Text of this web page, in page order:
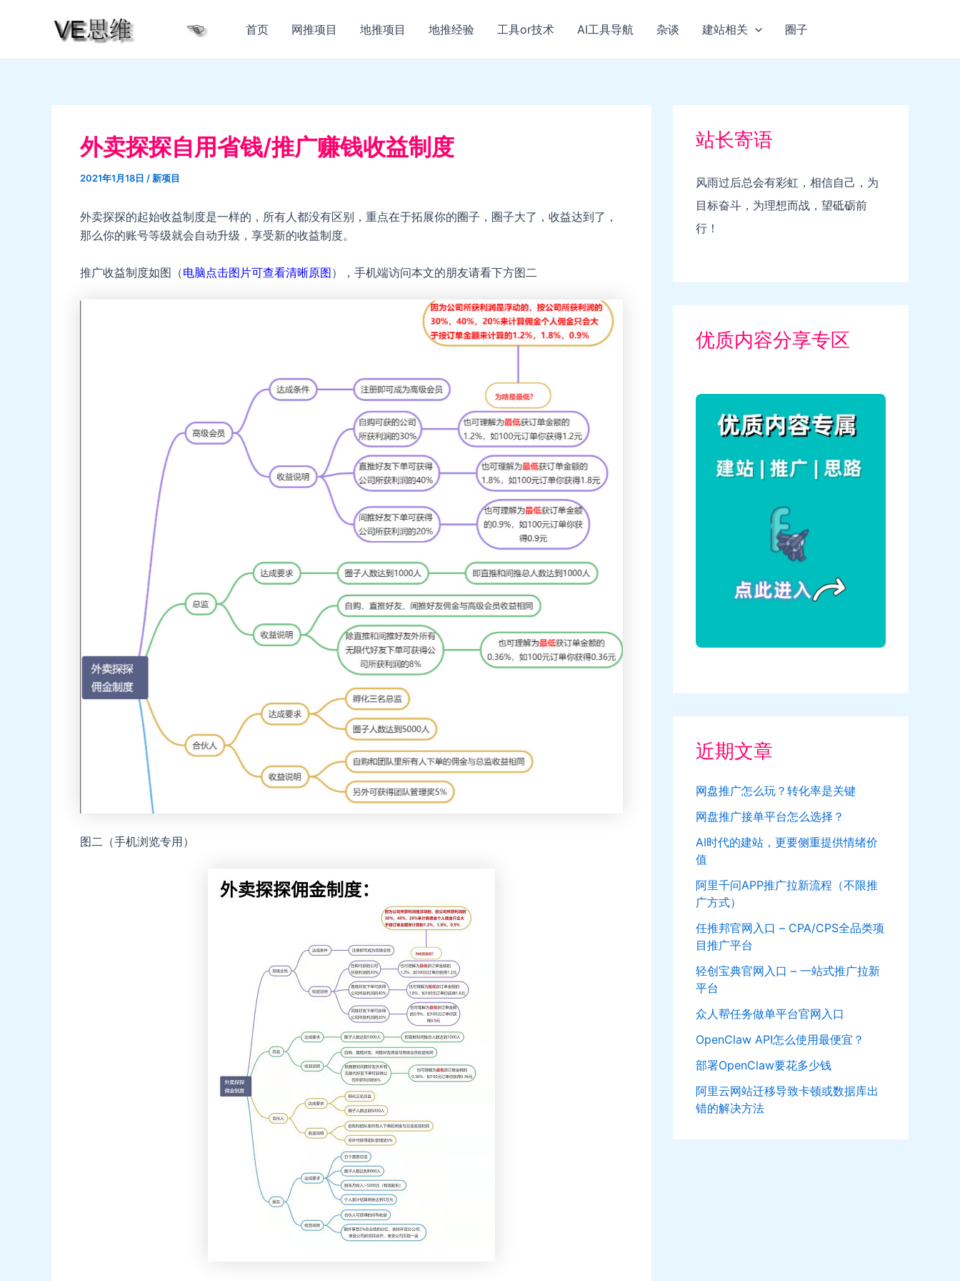
首页 网推项目 地推项目 地推经验 工具or技术 AI工具导航 杂谈 建站相关 圈子
外卖探探自用省钱/推广赚钱收益制度
2021年1月18日 /新项目
外卖探探的起始收益制度是一样的，所有人都没有区别，重点在于拓展你的圈子，圈子大了，收益达到了，
那么你的账号等级就会自动升级，享受新的收益制度。
推广收益制度如图（电脑点击图片可查看清晰原图），手机端访问本文的朋友请看下方图二
图二（手机浏览专用）
站长寄语
风雨过后总会有彩虹，相信自己，为
目标奋斗，为理想而战，望砥砺前
行！
优质内容分享专区
近期文章
网盘推广怎么玩？转化率是关键
网盘推广接单平台怎么选择？
AI时代的建站，更要侧重提供情绪价
值
阿里千问APP推广拉新流程（不限推
广方式）
任推邦官网入口 – CPA/CPS全品类项
目推广平台
轻创宝典官网入口 – 一站式推广拉新
平台
众人帮任务做单平台官网入口
OpenClaw API怎么使用最便宜？
部署OpenClaw要花多少钱
阿里云网站迁移导致卡顿或数据库出
错的解决方法